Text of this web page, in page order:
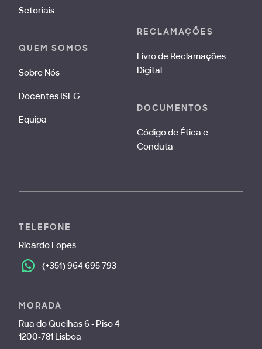
Setoriais
QUEM SOMOS
Sobre Nós
Docentes ISEG
Equipa
RECLAMAÇÕES
Livro de Reclamações
Digital
DOCUMENTOS
Código de Ética e
Conduta
TELEFONE
Ricardo Lopes
(+351) 964 695 793
MORADA
Rua do Quelhas 6 - Piso 4
1200-781 Lisboa